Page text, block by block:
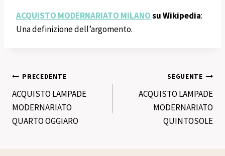
ACQUISTO MODERNARIATO MILANOsu Wikipedia:
Una definizione dell’argomento.
Navigazione
articoli
PRECEDENTE
ACQUISTO LAMPADE
MODERNARIATO
QUARTO OGGIARO
SEGUENTE
ACQUISTO LAMPADE
MODERNARIATO
QUINTOSOLE